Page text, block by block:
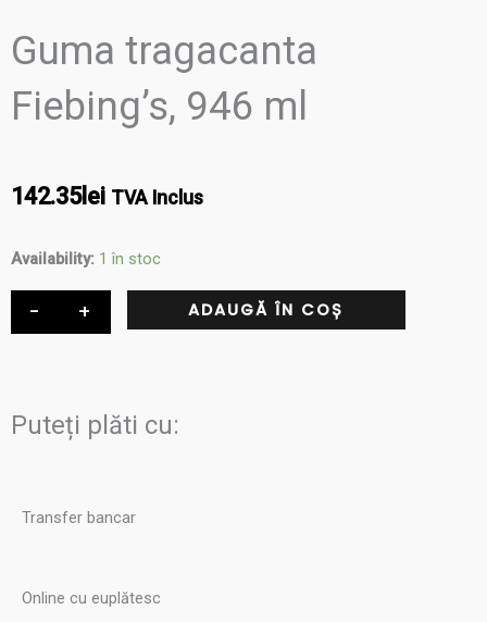
Guma tragacanta
Fiebing’s, 946 ml
142.35lei TVA Inclus
Availability: 1 în stoc
-
Cantitate
Guma
tragacanta
+ ADAUGĂ ÎN COȘ
Puteți plăti cu:
Transfer bancar
Online cu euplătesc